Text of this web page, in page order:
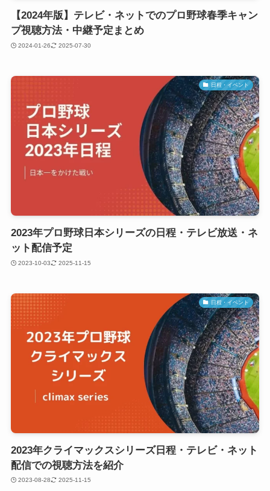
【2024年版】テレビ・ネットでのプロ野球春季キャン
プ視聴方法・中継予定まとめ
2024-01-26 2025-07-30
日程・イベント
2023年プロ野球日本シリーズの日程・テレビ放送・ネ
ット配信予定
2023-10-03 2025-11-15
日程・イベント
2023年クライマックスシリーズ日程・テレビ・ネット
配信での視聴方法を紹介
2023-08-28 2025-11-15